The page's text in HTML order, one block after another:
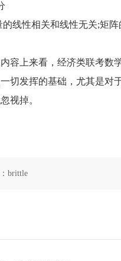
性相关和线性无关;矩阵
上来看，经济类联考数
切发挥的基础，尤其是对
视掉。
brittle